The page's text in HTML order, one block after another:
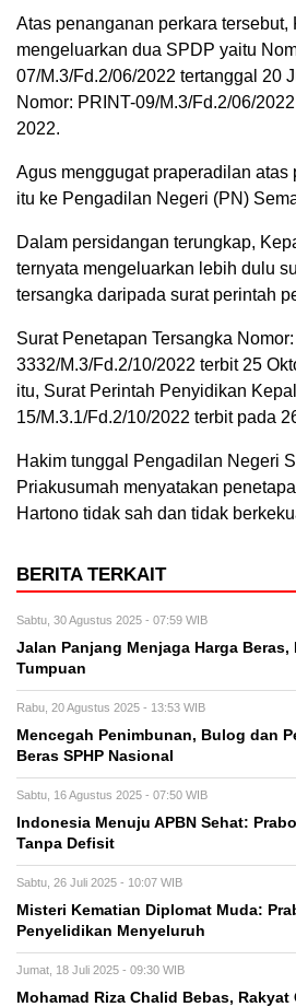
Atas penanganan perkara tersebut,
mengeluarkan dua SPDP yaitu
07/M.3/Fd.2/06/2022 tertanggal 20
Nomor: PRINT-09/M.3/Fd.2/06/
2022.
Agus menggugat praperadilan atas
itu ke Pengadilan Negeri (PN)
Dalam persidangan terungkap,
ternyata mengeluarkan lebih dulu
tersangka daripada surat perintah
Surat Penetapan Tersangka
3332/M.3/Fd.2/10/2022 terbit 25
itu, Surat Perintah Penyidikan
15/M.3.1/Fd.2/10/2022 terbit pada
Hakim tunggal Pengadilan Negeri
Priakusumah menyatakan
Hartono tidak sah dan tidak
BERITA TERKAIT
Sabtu, 30 Agustus 2025 - 07:59 WIB
Jalan Panjang Menjaga Harga
Tumpuan
Rabu, 20 Agustus 2025 - 13:53 WIB
Mencegah Penimbunan, Bulog dan
Beras SPHP Nasional
Sabtu, 16 Agustus 2025 - 07:50 WIB
Indonesia Menuju APBN Sehat:
Tanpa Defisit
Sabtu, 26 Juli 2025 - 10:07 WIB
Misteri Kematian Diplomat Muda:
Penyelidikan Menyeluruh
Jumat, 18 Juli 2025 - 09:30 WIB
Mohamad Riza Chalid Bebas, Rakyat